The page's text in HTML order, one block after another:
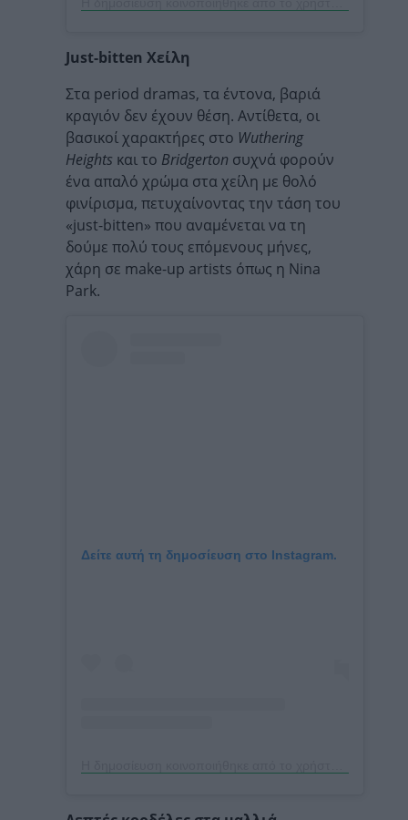
Just-bitten Χείλη
Στα period dramas, τα έντονα, βαριά
κραγιόν δεν έχουν θέση. Αντίθετα, οι
βασικοί χαρακτήρες στο Wuthering
Heights και το Bridgerton συχνά φορούν
ένα απαλό χρώμα στα χείλη με θολό
φινίρισμα, πετυχαίνοντας την τάση του
«just-bitten» που αναμένεται να τη
δούμε πολύ τους επόμενους μήνες,
χάρη σε make-up artists όπως η Nina
Park.
Δείτε αυτή τη δημοσίευση στο Instagram.